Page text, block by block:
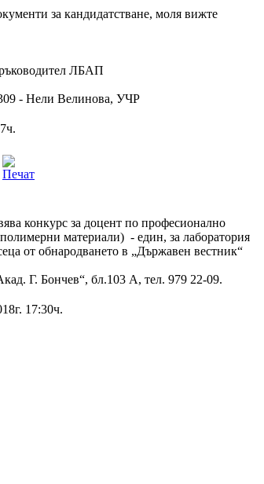
за кандидатстване, моля вижте
ЛБАП
- Нели Велинова, УЧР
конкурс за доцент по професионално
материали) - един, за лаборатория
от обнародването в „Държавен вестник“
Г. Бончев“, бл.103 А, тел. 979 22-09.
17:30ч.